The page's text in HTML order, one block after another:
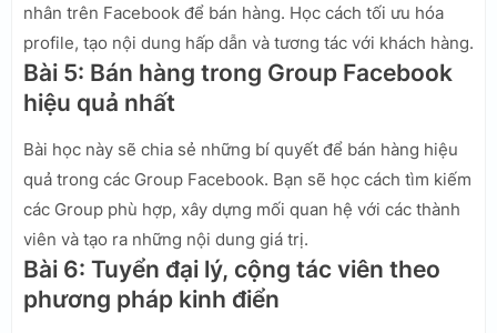
nhân trên Facebook để bán hàng. Học cách tối ưu hóa
profile, tạo nội dung hấp dẫn và tương tác với khách hàng.
Bài 5: Bán hàng trong Group Facebook
hiệu quả nhất
Bài học này sẽ chia sẻ những bí quyết để bán hàng hiệu
quả trong các Group Facebook. Bạn sẽ học cách tìm kiếm
các Group phù hợp, xây dựng mối quan hệ với các thành
viên và tạo ra những nội dung giá trị.
Bài 6: Tuyển đại lý, cộng tác viên theo
phương pháp kinh điển